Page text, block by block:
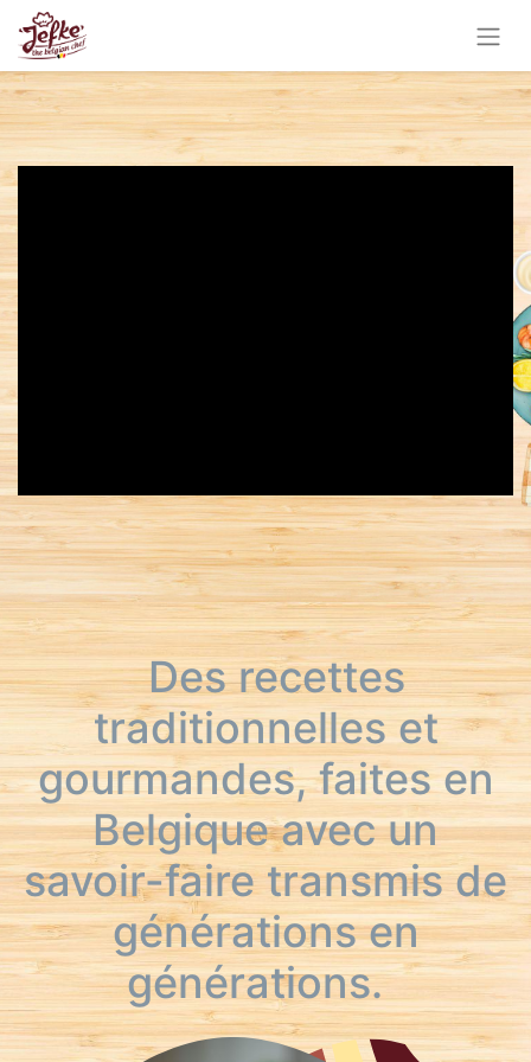
Des recettes
traditionnelles et
gourmandes, faites en
Belgique avec un
savoir-faire transmis de
générations en
générations.